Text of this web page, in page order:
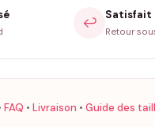
↩️ Satisfait
Retour
FAQ • Livraison • Guide des